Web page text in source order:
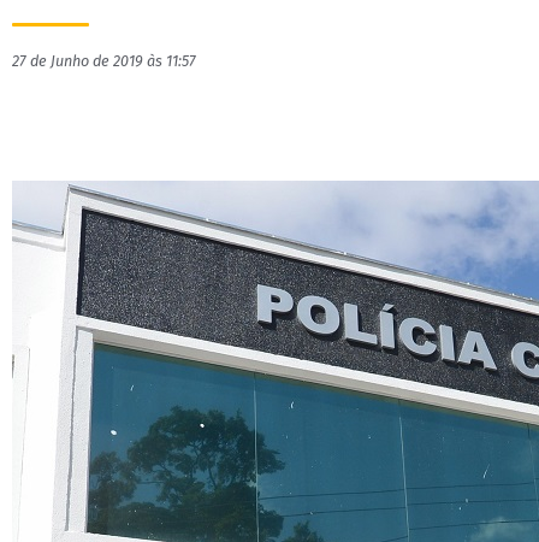
27 de Junho de 2019 às 11:57